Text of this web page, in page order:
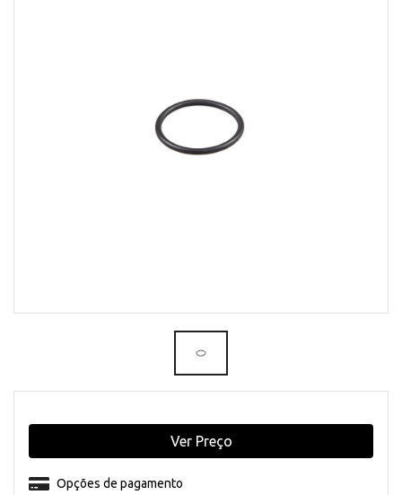
Opções de pagamento
Ver Preço